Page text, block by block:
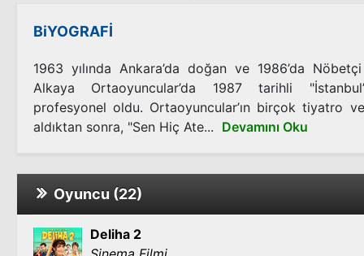
BiYOGRAFİ
1963 yılında Ankara’da doğan ve 1986’da
Alkaya Ortaoyuncular’da 1987 tarihli
profesyonel oldu. Ortaoyuncular’ın birçok tiyatro
aldıktan sonra, "Sen Hiç Ate... Devamını Oku
Oyuncu (22)
Deliha 2